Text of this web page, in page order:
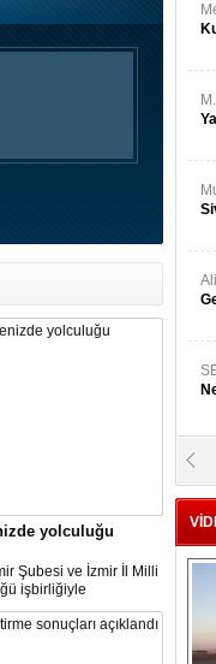
yolculuğu
Şubesi ve İzmir İl Milli
işbirliğiyle
‘Resim ve
başvurular